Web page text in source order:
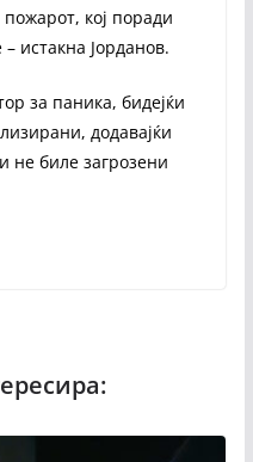
кој поради
истакна Јорданов.
за паника, бидејќи
додавајќи
не биле загрозени